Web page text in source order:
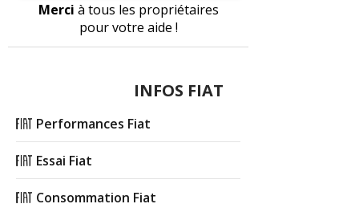
Merci à tous les propriétaires
pour votre aide !
INFOS FIAT
Performances Fiat
Essai Fiat
Consommation Fiat